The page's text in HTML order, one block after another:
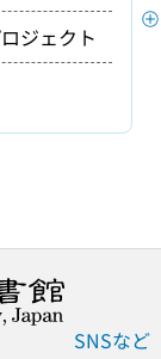
ジェクト
SNSなど